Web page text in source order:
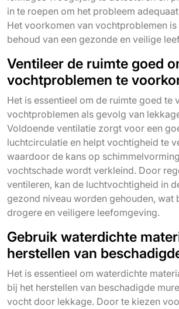
in te roepen om het probleem
Het voorkomen van vochtproblemen
behoud van een gezonde en veilige
Ventileer de ruimte goed
vochtproblemen te
Het is essentieel om de ruimte goed te
vochtproblemen als gevolg van
Voldoende ventilatie zorgt voor een
luchtcirculatie en helpt vochtigheid te
waardoor de kans op
vochtschade wordt verkleind. Door
ventileren, kan de luchtvochtigheid in
gezond niveau worden gehouden, wat
drogere en veiligere leefomgeving.
Gebruik waterdichte
herstellen van
Het is essentieel om waterdichte
bij het herstellen van beschadigde
vocht door lekkage. Door te kiezen